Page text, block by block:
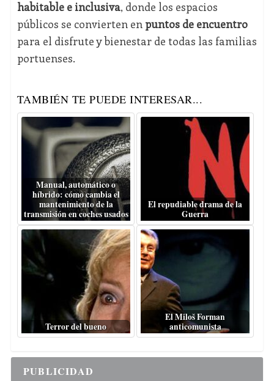
habitable e inclusiva, donde los espacios
públicos se convierten en puntos de encuentro
para el disfrute y bienestar de todas las familias
portuenses.
TAMBIÉN TE PUEDE INTERESAR...
Manual, automático o
híbrido: cómo cambia el
mantenimiento de la
transmisión en coches usados
El repudiable drama de la
Guerra
Terror del bueno
El Miloš Forman
anticomunista
PUBLICIDAD